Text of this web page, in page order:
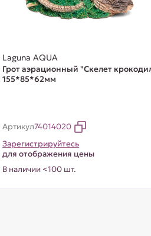
Laguna AQUA
Грот аэрационный "Скелет
155*85*62мм
Артикул74014020
Зарегистрируйтесь
для отображения цены
В наличии <100 шт.